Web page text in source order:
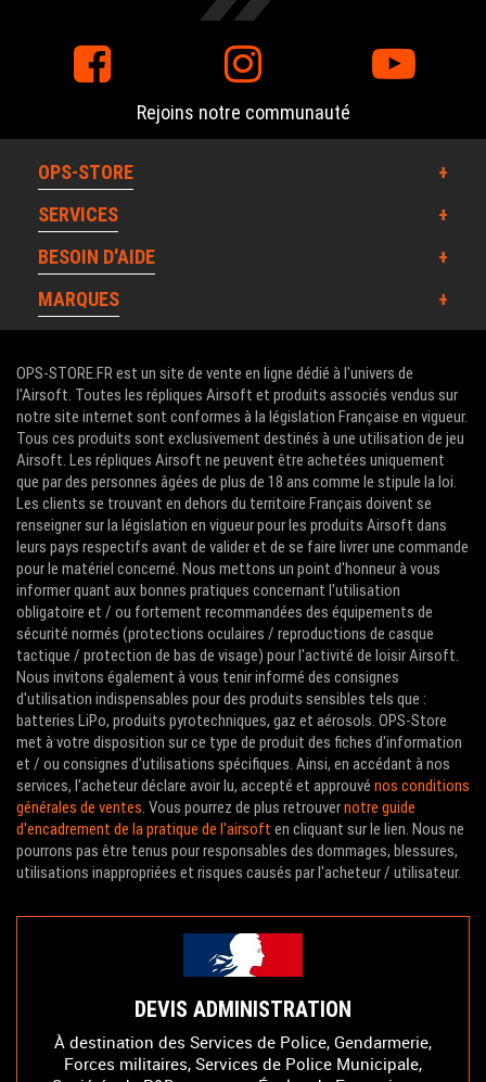
Rejoins notre communauté
OPS-STORE
SERVICES
BESOIN D'AIDE
MARQUES
OPS-STORE.FR est un site de vente en ligne dédié à l'univers de
l'Airsoft. Toutes les répliques Airsoft et produits associés vendus sur
notre site internet sont conformes à la législation Française en vigueur.
Tous ces produits sont exclusivement destinés à une utilisation de jeu
Airsoft. Les répliques Airsoft ne peuvent être achetées uniquement
que par des personnes âgées de plus de 18 ans comme le stipule la loi.
Les clients se trouvant en dehors du territoire Français doivent se
renseigner sur la législation en vigueur pour les produits Airsoft dans
leurs pays respectifs avant de valider et de se faire livrer une commande
pour le matériel concerné. Nous mettons un point d'honneur à vous
informer quant aux bonnes pratiques concernant l'utilisation
obligatoire et / ou fortement recommandées des équipements de
sécurité normés (protections oculaires / reproductions de casque
tactique / protection de bas de visage) pour l'activité de loisir Airsoft.
Nous invitons également à vous tenir informé des consignes
d'utilisation indispensables pour des produits sensibles tels que :
batteries LiPo, produits pyrotechniques, gaz et aérosols. OPS-Store
met à votre disposition sur ce type de produit des fiches d'information
et / ou consignes d'utilisations spécifiques. Ainsi, en accédant à nos
services, l'acheteur déclare avoir lu, accepté et approuvé nos conditions
générales de ventes. Vous pourrez de plus retrouvernotre guide
d'encadrement de la pratique de l'airsoft en cliquant sur le lien. Nous ne
pourrons pas être tenus pour responsables des dommages, blessures,
utilisations inappropriées et risques causés par l'acheteur / utilisateur.
DEVIS ADMINISTRATION
À destination des Services de Police, Gendarmerie,
Forces militaires, Services de Police Municipale,